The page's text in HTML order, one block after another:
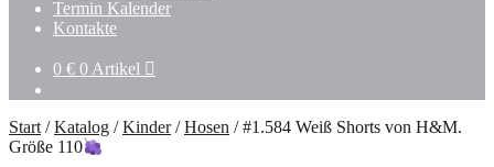
Termin Kalender
Kontakte
0 € 0 Artikel
Start /Katalog /Kinder/Hosen /#1.584 Weiß Shorts von H&M.
Größe 110